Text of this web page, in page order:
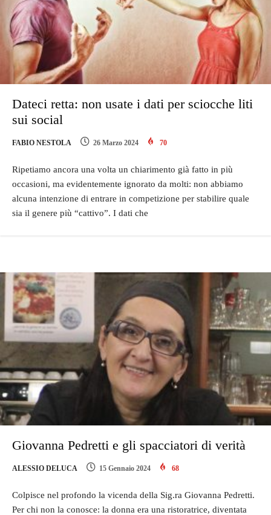
Dateci retta: non usate i dati per sciocche liti
sui social
FABIO NESTOLA 26 Marzo 2024 70
Ripetiamo ancora una volta un chiarimento già fatto in più
occasioni, ma evidentemente ignorato da molti: non abbiamo
alcuna intenzione di entrare in competizione per stabilire quale
sia il genere più “cattivo”. I dati che
Giovanna Pedretti e gli spacciatori di verità
ALESSIO DELUCA 15 Gennaio 2024 68
Colpisce nel profondo la vicenda della Sig.ra Giovanna Pedretti.
Per chi non la conosce: la donna era una ristoratrice, diventata